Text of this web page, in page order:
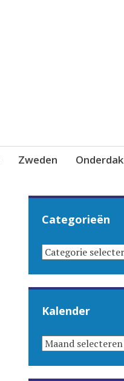
Zweden Onderdak
Categorieën
CATEGORIEËN
Kalender
KALENDER